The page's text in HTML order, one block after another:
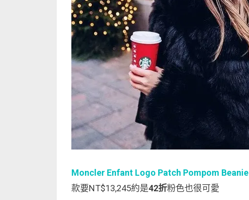
Moncler Enfant Logo Patch Pompom Beanie
款要NT$13,245約是42折粉色也很可愛